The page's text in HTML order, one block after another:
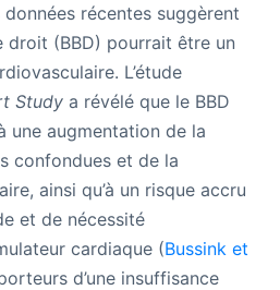
récentes suggèrent
droit (BBD) pourrait être un
L’étude
Study a révélé que le BBD
une augmentation de la
confondues et de la
ainsi qu’à un risque accru
et de nécessité
cardiaque (Bussink et
d’une insuffisance